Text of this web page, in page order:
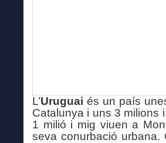
L’Uruguai és un país
Catalunya i uns 3 milions
1 milió i mig viuen a
seva conurbació